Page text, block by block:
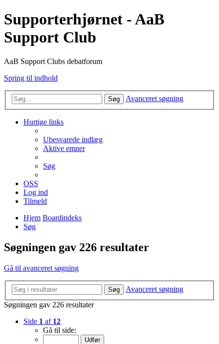
Supporterhjørnet - AaB
Support Club
AaB Support Clubs debatforum
Spring til indhold
Søg Avanceret søgning
Hurtige links
Ubesvarede indlæg
Aktive emner
Søg
OSS
Log ind
Tilmeld
Hjem Boardindeks
Søg
Søgningen gav 226 resultater
Gå til avanceret søgning
Søg
Avanceret søgning
Søgningen gav 226 resultater
Side 1 af 12
Gå til side: